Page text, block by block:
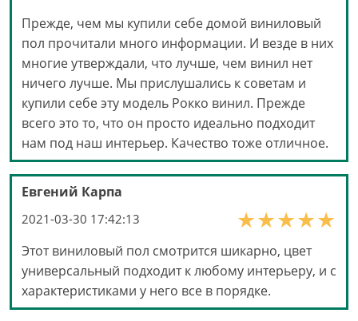
Прежде, чем мы купили себе домой виниловый
пол прочитали много информации. И везде в них
многие утверждали, что лучше, чем винил нет
ничего лучше. Мы прислушались к советам и
купили себе эту модель Рокко винил. Прежде
всего это то, что он просто идеально подходит
нам под наш интерьер. Качество тоже отличное.
Евгений Карпа
2021-03-30 17:42:13
Этот виниловый пол смотрится шикарно, цвет
универсальный подходит к любому интерьеру, и с
характеристиками у него все в порядке.